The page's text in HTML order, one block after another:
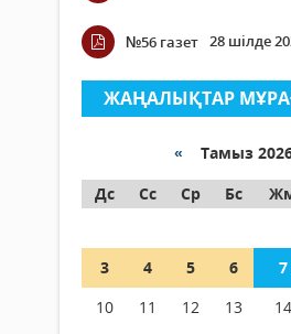
№56 газет 28 шілде
ЖАҢАЛЫҚТАР
« Тамыз
Дс
Сс Ср Бс
3
4 5 6 7
10
11 12 13 14